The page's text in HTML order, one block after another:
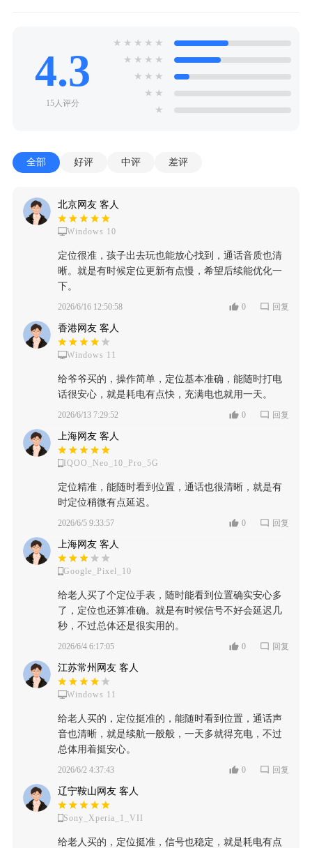
4.3
15人评分
★ ★ ★ ★ ★
★ ★ ★ ★
★ ★ ★
★ ★
★
全部 好评 中评 差评
北京网友 客人
Windows 10
定位很准，孩子出去玩也能放心找到，通话音质也清
晰。就是有时候定位更新有点慢，希望后续能优化一
下。
2026/6/16 12:50:58 0 回复
香港网友 客人
Windows 11
给爷爷买的，操作简单，定位基本准确，能随时打电
话很安心，就是耗电有点快，充满电也就用一天。
2026/6/13 7:29:52 0 回复
上海网友 客人
IQOO_Neo_10_Pro_5G
定位精准，能随时看到位置，通话也很清晰，就是有
时定位稍微有点延迟。
2026/6/5 9:33:57 0 回复
上海网友 客人
Google_Pixel_10
给老人买了个定位手表，随时能看到位置确实安心多
了，定位也还算准确。就是有时候信号不好会延迟几
秒，不过总体还是很实用的。
2026/6/4 6:17:05 0 回复
江苏常州网友 客人
Windows 11
给老人买的，定位挺准的，能随时看到位置，通话声
音也清晰，就是续航一般般，一天多就得充电，不过
总体用着挺安心。
2026/6/2 4:37:43 0 回复
辽宁鞍山网友 客人
Sony_Xperia_1_VII
给老人买的，定位挺准，信号也稳定，就是耗电有点